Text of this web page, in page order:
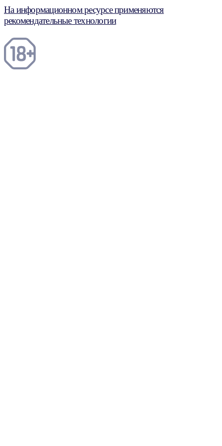
На информационном ресурсе применяются
рекомендательные технологии